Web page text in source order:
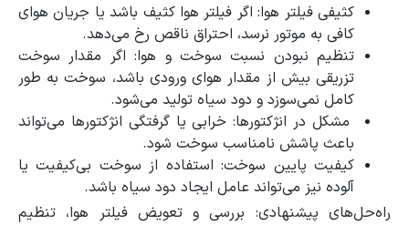
کثیفی فیلتر هوا: اگر فیلتر هوا کثیف باشد یا جریان هوای
کافی به موتور نرسد، احتراق ناقص رخ می‌دهد.
تنظیم نبودن نسبت سوخت و هوا: اگر مقدار سوخت
تزریقی بیش از مقدار هوای ورودی باشد، سوخت به طور
کامل نمی‌سوزد و دود سیاه تولید می‌شود.
مشکل در انژکتورها: خرابی یا گرفتگی انژکتورها می‌تواند
باعث پاشش نامناسب سوخت شود.
کیفیت پایین سوخت: استفاده از سوخت بی‌کیفیت یا
آلوده نیز می‌تواند عامل ایجاد دود سیاه باشد.
راه‌حل‌های پیشنهادی: بررسی و تعویض فیلتر هوا، تنظیم